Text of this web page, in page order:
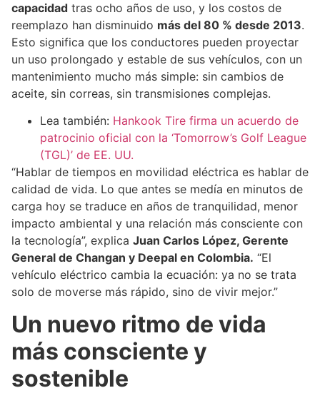
capacidad tras ocho años de uso, y los costos de
reemplazo han disminuido más del 80 % desde 2013.
Esto significa que los conductores pueden proyectar
un uso prolongado y estable de sus vehículos, con un
mantenimiento mucho más simple: sin cambios de
aceite, sin correas, sin transmisiones complejas.
Lea también: Hankook Tire firma un acuerdo de
patrocinio oficial con la ‘Tomorrow’s Golf League
(TGL)’ de EE. UU.
“Hablar de tiempos en movilidad eléctrica es hablar de
calidad de vida. Lo que antes se medía en minutos de
carga hoy se traduce en años de tranquilidad, menor
impacto ambiental y una relación más consciente con
la tecnología”, explica Juan Carlos López, Gerente
General de Changan y Deepal en Colombia. “El
vehículo eléctrico cambia la ecuación: ya no se trata
solo de moverse más rápido, sino de vivir mejor.”
Un nuevo ritmo de vida
más consciente y
sostenible